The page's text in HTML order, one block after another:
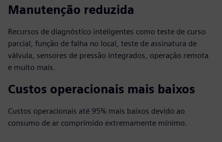
Manutenção reduzida
Recursos de diagnóstico inteligentes como teste de curso
parcial, função de falha no local, teste de assinatura de
válvula, sensores de pressão integrados, operação remota
e muito mais.
Custos operacionais mais baixos
Custos operacionais até 95% mais baixos devido ao
consumo de ar comprimido extremamente mínimo.